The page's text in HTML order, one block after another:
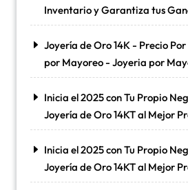
Inventario y Garantiza tus
Joyería de Oro 14K - Precio
por Mayoreo - Joyeria por
Inicia el 2025 con Tu Propio
Joyería de Oro 14KT al Mejor
Inicia el 2025 con Tu Propio
Joyería de Oro 14KT al Mejor